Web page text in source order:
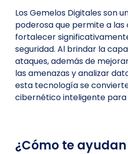
Los Gemelos Digitales son
poderosa que permite a las
fortalecer
seguridad. Al brindar la
ataques, además de
las amenazas y analizar
esta tecnología se
cibernético inteligente para
¿Cómo te